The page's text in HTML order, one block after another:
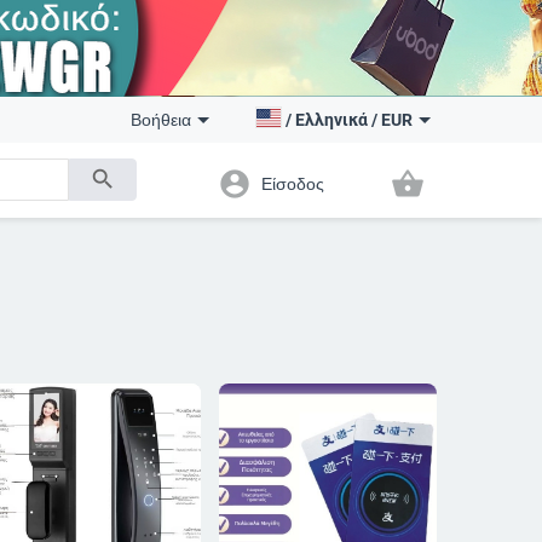
search
Βοήθεια / Ελληνικά/ EUR
account_circle Είσοδος shopping_basket